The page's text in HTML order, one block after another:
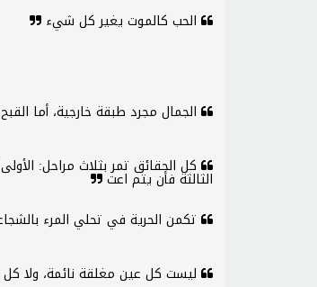
الحب كالموت يغير كل شيء
الجمال مجرد طبقة خارجية، أما
كل الحقائق تمر بثلاث مراحل:
الثالثة فأن يتم اعت
تكمن الحرية في تحلي المرء
ليست كل عين مغلقة نائمة، ولا